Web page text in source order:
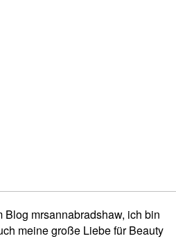
mrsannabradshaw, ich bin
meine große Liebe für Beauty